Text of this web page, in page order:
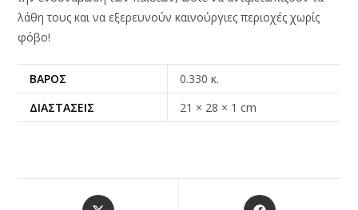
λάθη τους και να εξερευνούν καινούργιες περιοχές χωρίς
φόβο!
ΒΆΡΟΣ
0.330 κ.
ΔΙΑΣΤΆΣΕΙΣ
21 × 28 × 1 cm